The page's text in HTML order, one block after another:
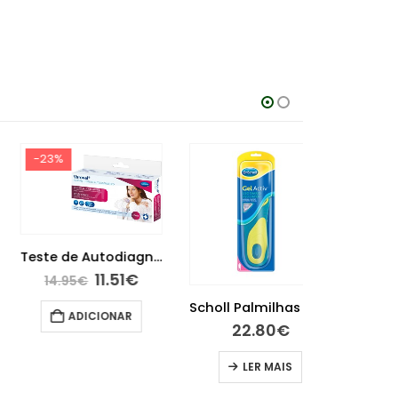
-23%
Teste de Autodiagnóstico – Infeção Urinária
14.95€ 11.51€
ADICIONAR Scholl Palmilhas GelActiv Uso Diário Mulher 2 unidades
22.80€
LER MAIS